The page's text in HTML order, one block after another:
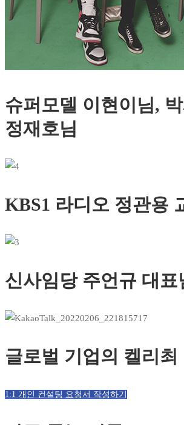
슈퍼모델 이현이님,
정재호님
KBS1 라디오 정관용
신사임당 주언규 대표
글로벌 기업의 켈리최
1:1 개인 컨설팅 요청서 작성하기